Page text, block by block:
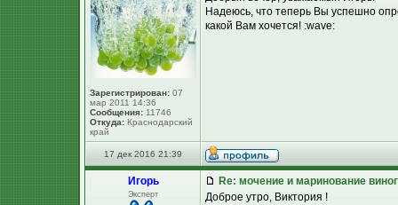
Зарегистрирован: 07
мар 2011 14:36
Сообщения: 11746
Откуда: Краснодарский
край
Надеюсь, что теперь Вы успешно
какой Вам хочется! :wave:
17 дек 2016 21:39
Игорь
Эксперт
Re: мочение и маринование
Доброе утро, Виктория !